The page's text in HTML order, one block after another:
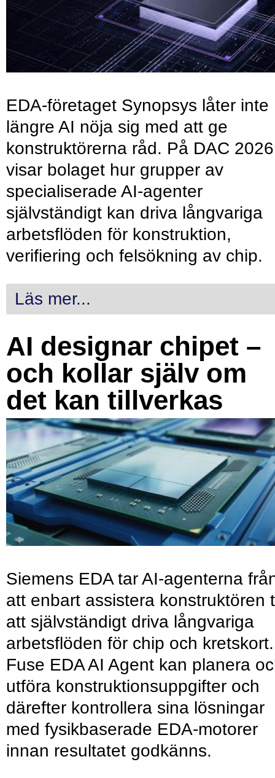
EDA-företaget Synopsys låter inte
längre AI nöja sig med att ge
konstruktörerna råd. På DAC 2026
visar bolaget hur grupper av
specialiserade AI-agenter
självständigt kan driva långvariga
arbetsflöden för konstruktion,
verifiering och felsökning av chip.
Läs mer...
AI designar chipet –
och kollar själv om
det kan tillverkas
Siemens EDA tar AI-agenterna
att enbart assistera konstruktören
att självständigt driva långvariga
arbetsflöden för chip och kretskort.
Fuse EDA AI Agent kan planera
utföra konstruktionsuppgifter och
därefter kontrollera sina lösningar
med fysikbaserade EDA-motorer
innan resultatet godkänns.